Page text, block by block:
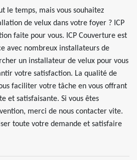
le temps, mais vous souhaitez
de velux dans votre foyer ? ICP
faite pour vous. ICP Couverture est
avec nombreux installateurs de
un installateur de velux pour vous
votre satisfaction. La qualité de
faciliter votre tâche en vous offrant
et satisfaisante. Si vous êtes
merci de nous contacter vite.
toute votre demande et satisfaire